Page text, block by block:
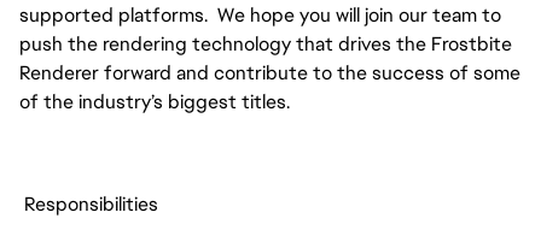
supported platforms. We hope you will join our team to
push the rendering technology that drives the Frostbite
Renderer forward and contribute to the success of some
of the industry’s biggest titles.
Responsibilities